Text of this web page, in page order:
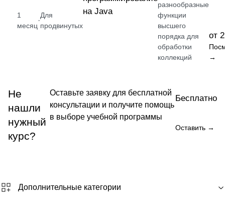
1
месяц
·
Для
продвинутых
на Java
разнообразные
функции
высшего
порядка для
обработки
коллекций
от
→
Не
нашли
нужный
курс?
Оставьте заявку для бесплатной
консультации и получите помощь
в выборе учебной программы
Бесплатно
Оставить →
Дополнительные категории